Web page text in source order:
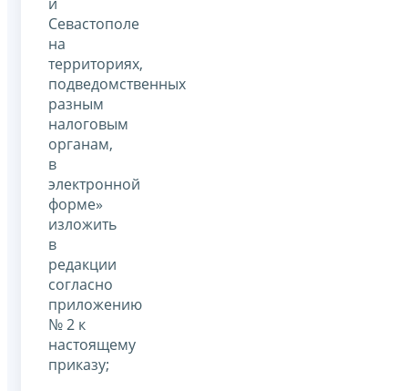
Севастополе
на
территориях,
подведомственных
разным
налоговым
органам,
в
электронной
форме»
изложить
в
редакции
согласно
приложению
№ 2 к
настоящему
приказу;